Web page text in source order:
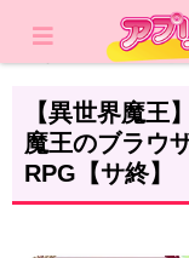
レビ
【異世界魔王
魔王のブラウ
RPG【サ終】